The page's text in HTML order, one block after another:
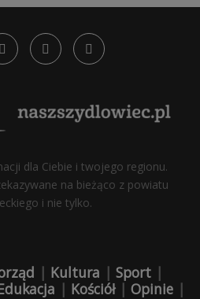
dla Ciebie i twojego regionu.
na bieżąco z powiatu
i nie tylko.
| Kultura | Sport |
| Kościół| Opinie |